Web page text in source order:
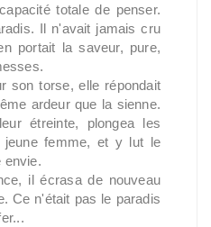
totale de penser.
Il n'avait jamais cru
portait la saveur, pure,
son torse, elle répondait
ardeur que la sienne.
étreinte, plongea les
femme, et y lut le
envie.
il écrasa de nouveau
Ce n'était pas le paradis